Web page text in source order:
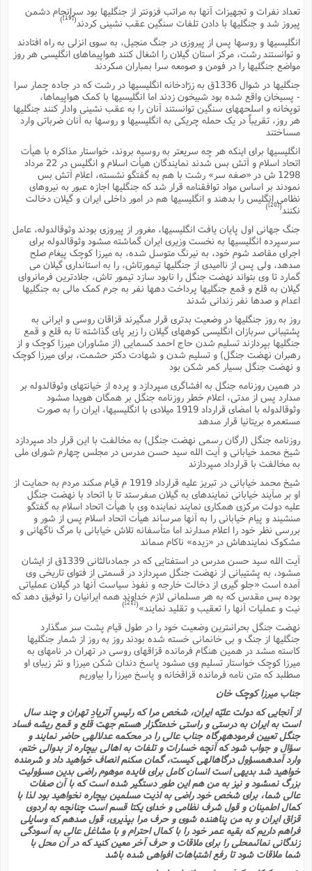
تعداد نفرات و تجهیزات آنها به مراتب فزونتر از جنگلیها بود سرانجام دشمن
پیروز شد و جنگلیها با دادن تلفات سنگین عقب نشینى کردند(
[19]
)
انگلیسیها و روسها پس از پیروزى در جنگ منجیل، به سوى انزلى به راه افتادند
و توانستند رشت، مرکز استان گیلان را اشغال کنند هواپیماهاى انگلیسى هر روز
مواضع جنگلیها را در فومن و صومعه سرا بمباران مىکردند
جنگلیها در شوال 1336ق به زرّادخانه انگلیسیها در رشت که در جاده چمار سرا
- پسیخان واقع شده بود شبیخون زدند اما انگلیسیها با کمک هواپیماها،
توپخانه و اسلحههاى سنگین توانستند آنان را به عقب نشینى وادار کنند جنگلیها
هر روز، تقریباً در یک حمله چریکى به انگلیسیها و روسها به آنان ضرباتى وارد
مىساختند
انگلیسیها براى اینکه هر چه سریعتر به روسیه بروند، خواستار مذاکره با هیأت
اتحاد اسلام و آتش بس شدند نمایندگان هیأت اسلام و انگلیس در 22 مرداد
1298 ش در «صفه سر» رشت با هم به گفتگو نشسته، اعلام آتش بس
نمودند بر اساس مواد توافقنامه قرار شد که جنگلیها اجازه عبور به نیروهاى
نظامى انگلیس را بدهند و انگلیسیها هم در امور داخلى ایران و گیلان دخالت
نکنند(
[20]
)
جنگ جهانى اول پایان یافت انگلیسیها، مغرور از پیروزى بودند وثوقالدوله، عامل
سرسپرده انگلیسیها به نخست وزیرى ایران گماشته مىشود وثوقالدوله براى
اجراى مقاصد شوم خود، به نیرنگ متوسل شده، به میرزا کوچک پیغام صلح
مىدهد، ولى پس از ناامیدى از جنگلیها تیمورتاش، را به استاندارى گیلان مى
گمارد تا وى بتواند نهضت جنگل را نابود سازد تیمور تاش، جلادترین فرمانرواى
گیلان به قلع و قمع جنگلیها پرداخت دهها نفر به جرم کمک مالى به جنگلیها
اعدام و صدها نفر زندانى شدند
روز به روز جنگلیها در وضعیت بدترى قرار مىگیرند قزاقان روسى و ایرانى به
پشتیبانى سربازان انگلیسى کوههاى گیلان را زیر پاى گذاشته تا به قلع و قمع
جنگلیها بپردازند تسلیم شدن حاج احمد کسمایى (از مشاوران میرزا کوچک و از
رهبران نهضت جنگل) و تسلیم شدن و شهادت دکتر حشمت، براى میرزا کوچک
و نهضت جنگل بسیار کمر شکن بود
در همین روزنامه جنگل به افشاگرى مىپردازد و پرده از خیانتهاى وثوقالدوله بر
مىدارد پس از مدتى، اعلام خطر روزنامه جنگل بر همگان هویدا مىشود
وثوقالدوله با امضاى قرارداد 1919 میلادى با انگلیسیها، ایران را به صورت
مستعمره بریتانیا قرار مىدهد
روزنامه جنگل (ارگان رسمى نهضت جنگل) به مخالفت با این قرار داد مىپردازد
شیخ محمد خیابانى و آیت الله سید حسن مدرس در مجلس چهارم شوراى ملى
به مخالفت با قرارداد مىپردازند
شیخ محمد خیابانى در تبریز علیه قرارداد 1919 م قیام مىکند مردم به حمایت از
او بر مىآیند خیابانى نمایندهاى به گیلان مىفرستد تا با اتحاد با نهضت جنگل
علیه دولت مرکزى همکارى نمایند نماینده وى با هیأت اتحاد اسلام به گفتگو
مىنشیند و پیام خیابانى را به آنها مىرساند هیأت اتحاد اسلام پس از شور و
بررسى نظر خود را اعلام مىدارند اما متأسفانه تلاش خیابانى با مرگ ناگهانى و
مشکوک نمایندهاش در «زیده» ناکام مىماند
آیت الله سید حسن مدرس در استفتایى که در جمادىالثانى 1339ق از ایشان
مىشود، به پشتیبانى از نهضت جنگل مىپردازد در قسمتى از فتواى تاریخى وى
آمده است «جلو گیرى از دخالت خارجه و نفوذ سیاست آنها در گیلان عملیاتى
بوده بس مقدس که به هر مسلمانى لازم خداوند همه ایرانیان را توفیق دهد که
نیت و عملیات آنها را تعقیب و تقلید نمایند»(
[21]
)
نهضت جنگل بحرانىترین وضعیت خود را در طول قیام پشت سر مىگذارد
جنگلیها از جنگ و بى خانمانى خسته شده بودند روز به روز از شمار جنگلیها
کاسته مىشد در همین هنگام فرمانده قزاقهاى روسى در تهران در نامهاى به
میرزا کوچک خواستار تسلیم وى مىشود پاسخ دندان شکن میرزا و نثر زیباى او
مىطلبد که متن نامه فرمانده قزاقخانه و پاسخ میرزا را بیاوریم
جناب میرزا کوچک خان
از آنجایى که دولت علیّه ایران، شخص مرا که رئیسِ آتریادِ تهران و چند سال
است به ایران به درستى و راستى خدمتگزار هستم جهت قلع و قمع ریشه فساد
جنگل تعیین فرمودههرگاه جناب عالى را در محکمه عدلالهى حاضر نمایند و
سؤال و جواب شود که آنچه خسارات و تلفات به اهالى بیچاره از بدوالى ختم،
وارد آمدهمسؤول درگاهالهى کیست، گمان مىکنم انصاف خواهید داد و شرمنده
خواهید شد بدیهى است انسان کامل براى فایده موهوم راضى بدین مسؤولیت
بزرگ نمىشود و نیز به من هم این طور دستگیر شده است که با آن صفات
عالى شما، براى شخص خود راضى به اذیت مسلمین بیچاره نخواهید بود لذا با
کمال اطمینان و قول شرف نظامى و خداى یکتا قسم است چنانچه به اردوى
قزاق ایران و به من پناهنده شوى و حرف مرا بپذیرى، قول مىدهم که وسایلى
فراهم داریم که بقیه عمر خود را با کمال احترام و با مشاغل عالى به آسودگى
زندگانى نمائىمحلى را براى ملاقات و حرف آخر معین کنید که در آن محل با
شما ملاقات شود تا رفع اشتباهات افواهى شده باشد